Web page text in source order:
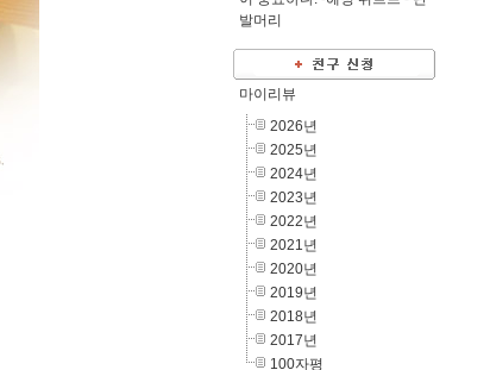
발머리
마이리뷰
2026년
2025년
2024년
2023년
2022년
2021년
2020년
2019년
2018년
2017년
100자평